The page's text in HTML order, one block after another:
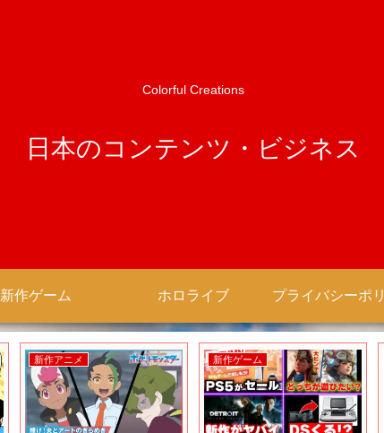
Colorful Creations
日本のコンテンツ・ビジネス
新作ゲーム ホロライブ
新作アニメ 新作ゲーム